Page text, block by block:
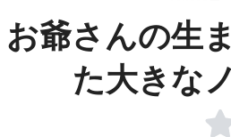
お爺さんの生
た大きな